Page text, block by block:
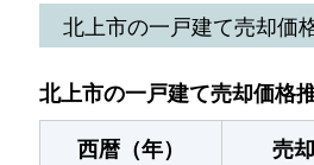
川岸
2,400万円
川岸
2,400万円
北上市の一戸建て売却価
北上市の一戸建て売却価格
西暦（年）
売